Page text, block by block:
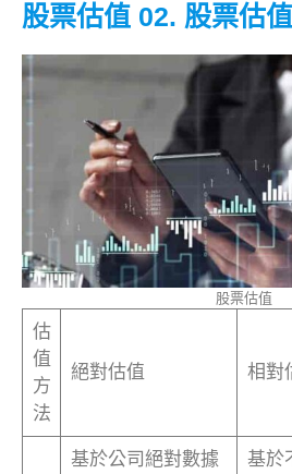
股票估值 02. 股票估
股票估值
估
值
方
法
絕對估值 相對
基於公司絕對數據
基於